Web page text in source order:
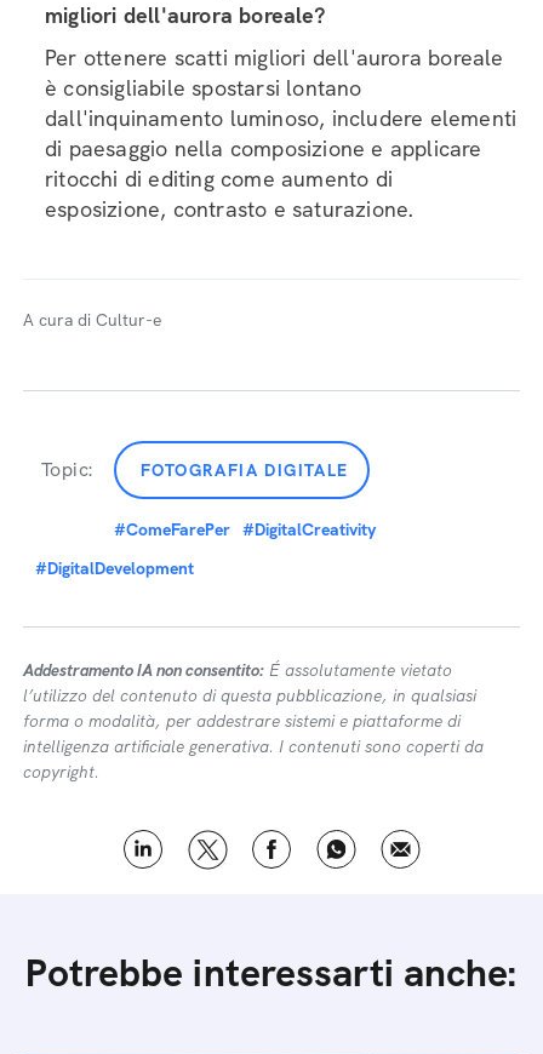
migliori dell'aurora boreale?
Per ottenere scatti migliori dell'aurora boreale
è consigliabile spostarsi lontano
dall'inquinamento luminoso, includere elementi
di paesaggio nella composizione e applicare
ritocchi di editing come aumento di
esposizione, contrasto e saturazione.
A cura di Cultur-e
Topic: FOTOGRAFIA DIGITALE
#ComeFarePer #DigitalCreativity
#DigitalDevelopment
Addestramento IA non consentito: É assolutamente vietato
l’utilizzo del contenuto di questa pubblicazione, in qualsiasi
forma o modalità, per addestrare sistemi e piattaforme di
intelligenza artificiale generativa. I contenuti sono coperti da
copyright.
Potrebbe interessarti anche: